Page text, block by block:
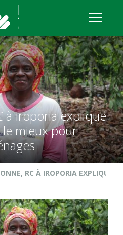
à Iroporia explique
mieux pour
RC À IROPORIA EXPLIQUE